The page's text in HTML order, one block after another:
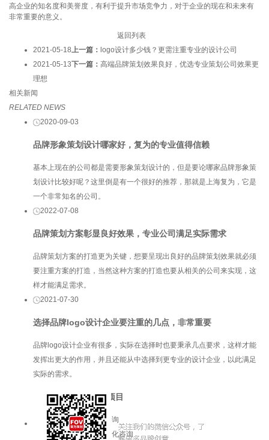
高企业的知名度和美誉度，有利于提升市场竞争力，对于企业的现在和未来有
非常重要的意义。
返回列表
2021-05-18上一篇： logo设计多少钱？更需注重专业的设计公司
2021-05-13下一篇： 高端品牌策划效果良好，优选专业策划公司效果更
理想
相关新闻
RELATED NEWS
2020-09-03
品牌形象策划设计哪家好，复为的专业值得信赖
基本上现在的公司都是需要形象策划设计的，但是要论哪家品牌形象策
划设计比较好呢？这里倒是有一个很好的推荐，那就是上海复为，它是
一个非常知名的公司。
2022-07-08
品牌策划方案彰显良好效果，专业公司满足实际需求
品牌策划方案的打造更为关键，想要呈现出良好的品牌策划效果就必须
要注重方案的打造，当然这种方案的打造也要从相关的公司来实现，这
样才能满足需求。
2021-07-30
选择品牌logo设计企业要注重的几点，非常重要
品牌logo设计企业有很多，实际在选择时也要秉承几点要求，这样才能
发挥出更大的作用，并且还能从中选择到更专业的设计企业，以此满足
实际的需求。
服务项目
品牌咨询
企业文化咨询